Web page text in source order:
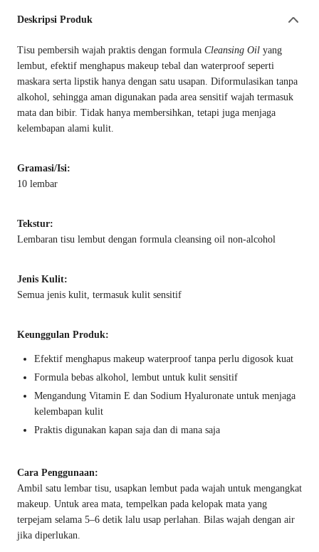
Deskripsi Produk
Tisu pembersih wajah praktis dengan formula Cleansing Oil yang
lembut, efektif menghapus makeup tebal dan waterproof seperti
maskara serta lipstik hanya dengan satu usapan. Diformulasikan tanpa
alkohol, sehingga aman digunakan pada area sensitif wajah termasuk
mata dan bibir. Tidak hanya membersihkan, tetapi juga menjaga
kelembapan alami kulit.
Gramasi/Isi:
10 lembar
Tekstur:
Lembaran tisu lembut dengan formula cleansing oil non-alcohol
Jenis Kulit:
Semua jenis kulit, termasuk kulit sensitif
Keunggulan Produk:
Efektif menghapus makeup waterproof tanpa perlu digosok kuat
Formula bebas alkohol, lembut untuk kulit sensitif
Mengandung Vitamin E dan Sodium Hyaluronate untuk menjaga
kelembapan kulit
Praktis digunakan kapan saja dan di mana saja
Cara Penggunaan:
Ambil satu lembar tisu, usapkan lembut pada wajah untuk mengangkat
makeup. Untuk area mata, tempelkan pada kelopak mata yang
terpejam selama 5–6 detik lalu usap perlahan. Bilas wajah dengan air
jika diperlukan.